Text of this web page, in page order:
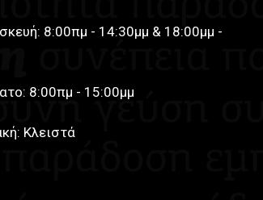
8:00πμ - 14:30μμ & 18:00μμ -
8:00πμ - 15:00μμ
Κλειστά